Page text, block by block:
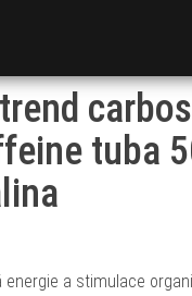
tuba
energie a stimulace